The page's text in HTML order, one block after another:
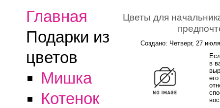
Главная
Подарки из
цветов
Мишка
Котенок
Цветы для
Создано: Четверг, 27
в